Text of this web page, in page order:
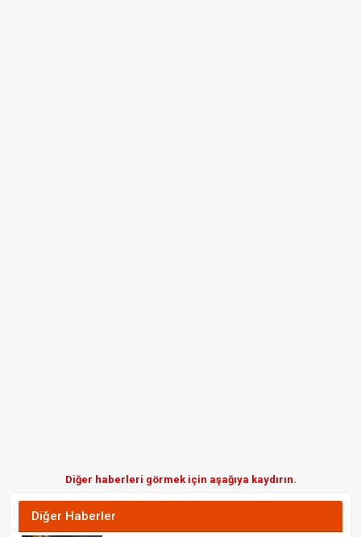
Diğer haberleri görmek için aşağıya kaydırın.
Diğer Haberler